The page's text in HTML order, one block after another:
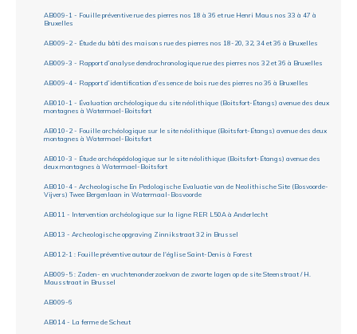
AB009-1 - Fouille préventive rue des pierres nos 18 à 36 et rue Henri Maus nos 33 à 47 à
Bruxelles
AB009-2 - Étude du bâti des maisons rue des pierres nos 18-20, 32, 34 et 36 à Bruxelles
AB009-3 - Rapport d’analyse dendrochronologique rue des pierres nos 32 et 36 à Bruxelles
AB009-4 - Rapport d’identification d’essence de bois rue des pierres no 36 à Bruxelles
AB010-1 - Évaluation archéologique du site néolithique (Boitsfort-Étangs) avenue des deux
montagnes à Watermael-Boitsfort
AB010-2 - Fouille archéologique sur le site néolithique (Boitsfort-Étangs) avenue des deux
montagnes à Watermael-Boitsfort
AB010-3 - Étude archéopédologique sur le site néolithique (Boitsfort-Étangs) avenue des
deux montagnes à Watermael-Boitsfort
AB010-4 - Archeologische En Pedologische Evaluatie van de Neolithische Site (Bosvoorde-
Vijvers) Twee Bergenlaan in Watermaal-Bosvoorde
AB011 - Intervention archéologique sur la ligne RER L50A à Anderlecht
AB013 - Archeologische opgraving Zinnikstraat 32 in Brussel
AB012-1 : Fouille préventive autour de l'église Saint-Denis à Forest
AB009-5 : Zaden- en vruchtenonderzoekvan de zwarte lagen op de site Steenstraat / H.
Mausstraat in Brussel
AB009-6
AB014 - La ferme de Scheut